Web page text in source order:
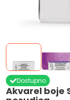
Akvarel boje
Dostupno